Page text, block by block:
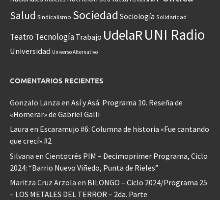
Salud Sindicalismo Sociedad Sociología Solidaridad
Teatro Tecnología Trabajo UdelaRUNI Radio
Universidad Universo Alternativo
COMENTARIOS RECIENTES
Gonzalo Lanza en Así y Asá. Programa 10. Reseña de
«Homerar» de Gabriel Galli
Laura en Escaramujo #6: Columna de historia «Fue cantando
que crecí» #2
Silvana en Cientotrés PIM – Decimoprimer Programa, Ciclo
2024: “Barrio Nuevo Viñedo, Punta de Rieles”
Maritza Cruz Arzola en BILONGO – Ciclo 2024/Programa 25
– LOS METALES DEL TERROR – 2da. Parte